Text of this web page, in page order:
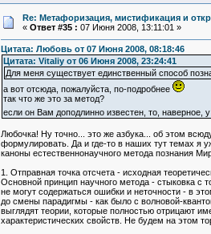
Re: Метафоризация, мистификация и
« Ответ #35 : 07 Июня 2008, 13:11:01 »
Цитата: Любовь от 07 Июня 2008, 08:18:46
Цитата: Vitaliy от 06 Июня 2008, 23:24:41
Для меня существует единственный способ
а вот отсюда, пожалуйста, по-подробнее
так что же это за метод?
если он Вам доподлинно известен, то, наверное,
Любочка! Ну точно... это же азбука... об этом
формулировать. Да и где-то в наших тут темах я
каноны естественнонаучного метода познания
1. Отправная точка отсчета - исходная
Основной принцип научного метода - стыковка с
не могут содержаться ошибки и неточности - в
до смены парадигмы - как было с волновой-
выглядят теории, которые полностью отрицают
характеристических свойств. Не будем на этом